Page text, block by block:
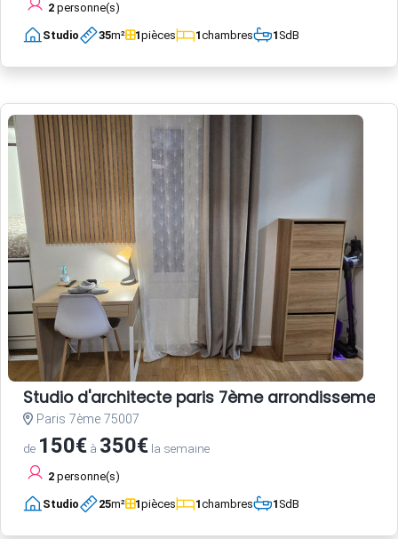
2 personne(s)
Studio 35m² 1pièces 1chambres 1SdB
Studio d'architecte paris 7ème arrondissement
Paris 7ème 75007
de 150€ à 350€ la semaine
2 personne(s)
Studio 25m² 1pièces 1chambres 1SdB